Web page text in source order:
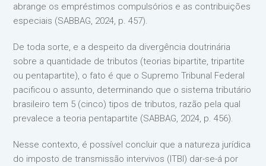
abrange os empréstimos compulsórios e as contribuições
especiais (SABBAG, 2024, p. 457).
De toda sorte, e a despeito da divergência doutrinária
sobre a quantidade de tributos (teorias bipartite, tripartite
ou pentapartite), o fato é que o Supremo Tribunal Federal
pacificou o assunto, determinando que o sistema tributário
brasileiro tem 5 (cinco) tipos de tributos, razão pela qual
prevalece a teoria pentapartite (SABBAG, 2024, p. 456).
Nesse contexto, é possível concluir que a natureza jurídica
do imposto de transmissão intervivos (ITBI) dar-se-á por